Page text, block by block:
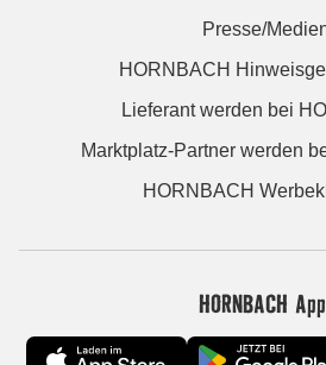
Presse/
HORNBACH
Lieferant werden bei
Marktplatz-Partner werden
HORNBACH
HORNBACH